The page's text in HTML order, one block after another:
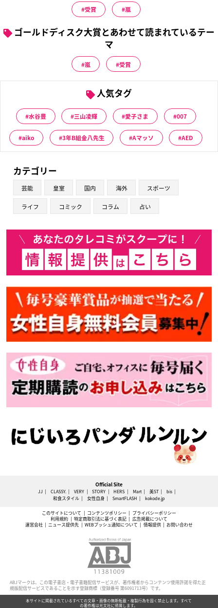
受賞 嵐
ゴールドディスク大賞とあわせて読まれているテー
マ
嵐 受賞
人気タグ
水谷豊 三山凌輝 愛子さま 007
aiko 3年B組金八先生 Aマッソ AED
カテゴリー
芸能 皇室 国内 海外 スポーツ
ライフ コミック コラム 占い
Official Site
JJ CLASSY. VERY STORY HERS Mart 美ST
bis
和食スタイル
女性自身 SmartFLASH kokode.jp
このサイトについて コンテンツポリシー
プライバシーポリシー
利用規約
特定商取引法に基づく表記
広告掲載について
運営会社
ニュース提供先 WEBプッシュ通知について 情報提供 お問い合わせ
ABJマークは、この電子書店・電子書籍配信サービスが、著作権者からコンテンツ使用許諾を得た正
規版配信サービスであることを示す登録商標（登録番号 第6091713号）です。
本サイトに掲載されているすべての文章・画像の無断転載・複製行為を固く禁止します。すべて
の著作権は光文社に帰属します。